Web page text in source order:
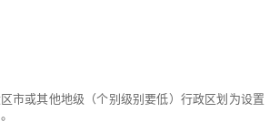
市或其他地级（个别级别要低）行政区划为设置